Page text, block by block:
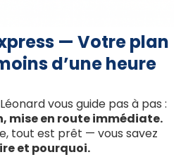
— Votre plan
d’une heure
vous guide pas à pas :
mise en route immédiate.
tout est prêt — vous savez
et pourquoi.